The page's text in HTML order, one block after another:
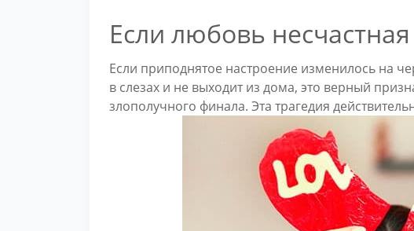
Если любовь несчастная
Если приподнятое настроение изменилось на
в слезах и не выходит из дома, это верный
злополучного финала. Эта трагедия